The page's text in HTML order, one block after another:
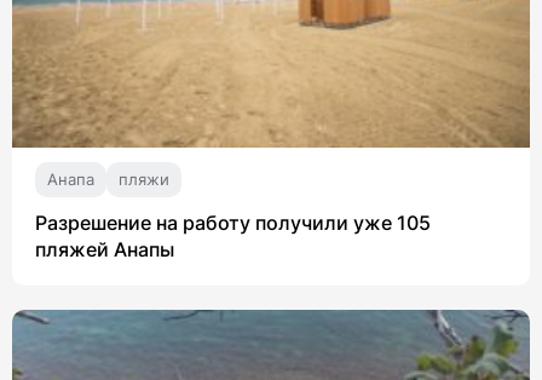
Анапа пляжи
Разрешение на работу получили уже 105
пляжей Анапы